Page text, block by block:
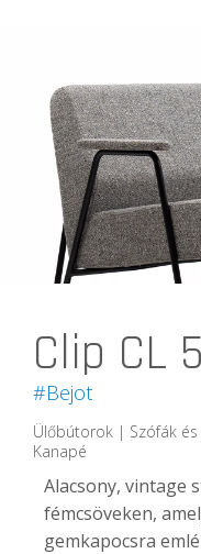
Clip CL
#Bejot
Ülőbútorok | Szófák
Kanapé
Alacsony, vintage
fémcsöveken,
gemkapocsra